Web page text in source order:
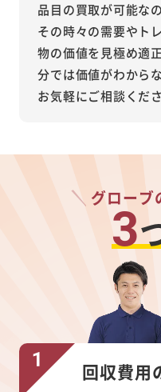
品目の買取が可能なの
その時々の需要やト
物の価値を見極め適
分では価値がわから
お気軽にご相談くださ
グローブ
3
回収費用